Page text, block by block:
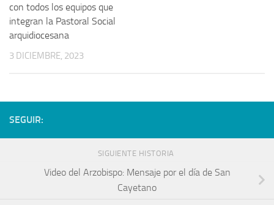
con todos los equipos que
integran la Pastoral Social
arquidiocesana
3 DICIEMBRE, 2023
SEGUIR:
SIGUIENTE HISTORIA
Video del Arzobispo: Mensaje por el día de San
Cayetano